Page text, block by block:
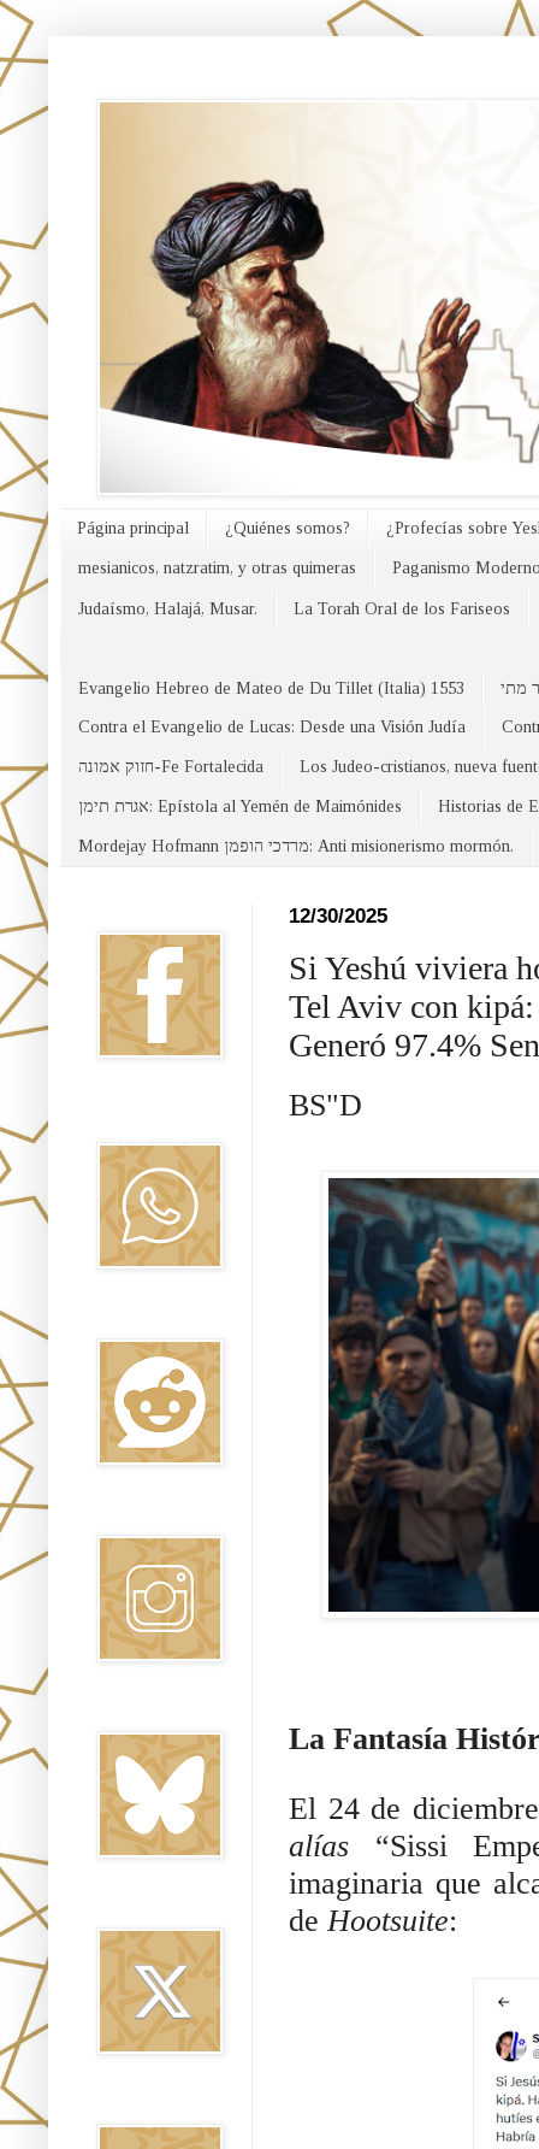
Página principal ¿Quiénes somos? ¿Profecías sobre
mesianicos, natzratim, y otras quimeras Paganismo
Judaísmo, Halajá, Musar. La Torah Oral de los Fariseos
Evangelio Hebreo de Mateo de Du Tillet (Italia) 1553
Contra el Evangelio de Lucas: Desde una Visión Judía
חזוק אמונה-Fe Fortalecida Los Judeo-cristianos, nueva
אגרת תימן: Epístola al Yemén de Maimónides Historias de
Mordejay Hofmann מרדכי הופמן: Anti misionerismo mormón.
12/30/2025
Si Yeshú viviera
Tel Aviv con kipá:
Generó 97.4%
BS"D
La Fantasía
El 24 de
alías “Sissi
imaginaria que
de Hootsuite: